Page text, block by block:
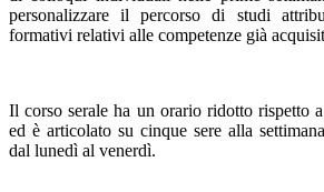
personalizzare il percorso di studi
formativi relativi alle competenze già
Il corso serale ha un orario ridotto rispetto
ed è articolato su cinque sere alla
dal lunedì al venerdì.